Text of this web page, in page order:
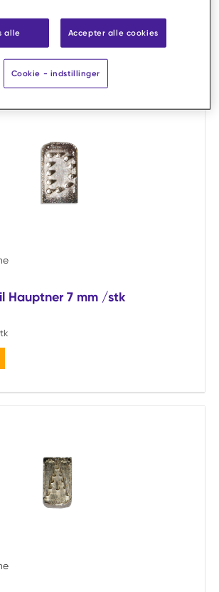
Hauptner 7 mm /stk
alle Accepter alle cookies
Cookie - indstillinger